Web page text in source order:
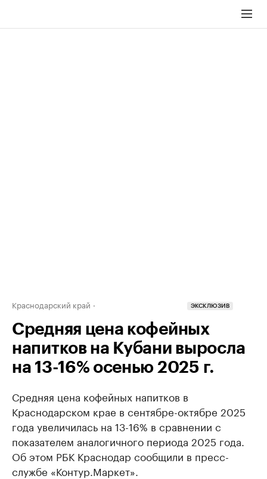
Краснодарский край ЭКСКЛЮЗИВ
Средняя цена кофейных
напитков на Кубани выросла
на 13-16% осенью 2025 г.
Средняя цена кофейных напитков в
Краснодарском крае в сентябре-октябре 2025
года увеличилась на 13-16% в сравнении с
показателем аналогичного периода 2025 года.
Об этом РБК Краснодар сообщили в пресс-
службе «Контур.Маркет».